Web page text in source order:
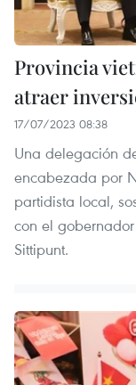
Provincia
atraer
17/07/2023 08:38
Una delegación
encabezada por
partidista local,
con el
Sittipunt.